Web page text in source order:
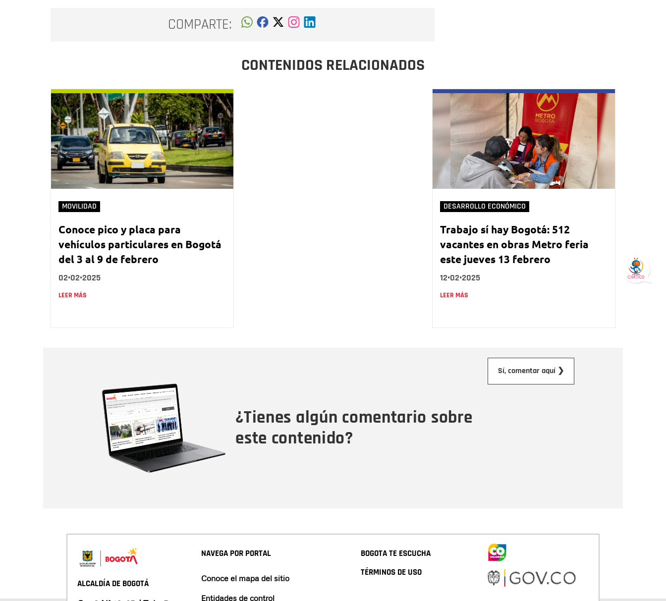
COMPARTE:
CONTENIDOS RELACIONADOS
MOVILIDAD
Conoce pico y placa para
vehículos particulares en Bogotá
del 3 al 9 de febrero
02•02•2025
LEER MÁS
DESARROLLO ECONÓMICO
Trabajo sí hay Bogotá: 512
vacantes en obras Metro feria
este jueves 13 febrero
12•02•2025
LEER MÁS
¿Tienes algún comentario sobre
este contenido?
Sí, comentar aquí ❯
ALCALDÍA DE BOGOTÁ
NAVEGA POR PORTAL
Conoce el mapa del sitio
Entidades de control
BOGOTA TE ESCUCHA
TÉRMINOS DE USO